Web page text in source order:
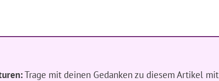
Trage mit deinen Gedanken zu diesem Artikel mit